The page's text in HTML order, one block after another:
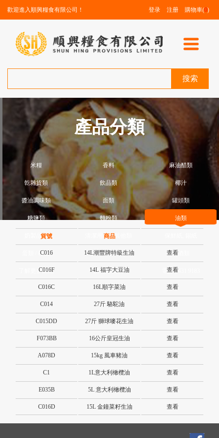
歡迎進入順興糧食有限公司！ 登录 注册 購物車(0)
搜索
產品分類
米糧 香料 麻油醋類
亁雜貨類 飲品類 椰汁
醬油調味類 面類 罐頭類
糖鹽類 麵粉類 油類
奶製品類 清潔用品及其他類
蛋類 / 檸檬 茄汁 / 茄膏類 廚酒類
了解更多產品 請聯絡我們 電話 2431 9183
貨號 商品
C016 14L潮豐牌特級生油 查看
C016F 14L 福字大豆油 查看
C016C 16L順字菜油 查看
C014 27斤 駱駝油 查看
C015DD 27斤 獅球嘜花生油 查看
F073BB 16公斤皇冠生油 查看
A078D 15kg 風車豬油 查看
C1 1L意大利橄欖油 查看
E035B 5L 意大利橄欖油 查看
C016D 15L 金鐘菜籽生油 查看